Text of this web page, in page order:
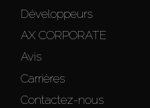
Développeurs
AX CORPORATE
Avis
Carrières
Contactez-nous